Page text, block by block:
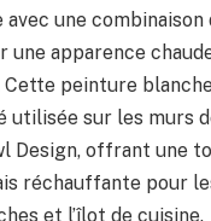
une combinaison
une apparence
peinture
utilisée sur les murs
Design, offrant une
réchauffante pour
et l’îlot de cuisine.